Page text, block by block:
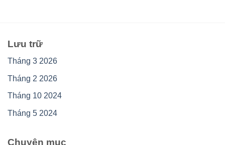
Lưu trữ
Tháng 3 2026
Tháng 2 2026
Tháng 10 2024
Tháng 5 2024
Chuyên mục